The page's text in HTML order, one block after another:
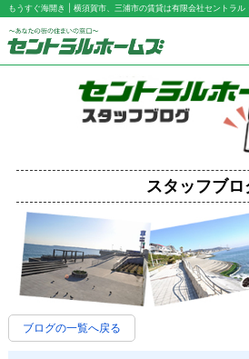
もうすぐ海開き | 横須賀市、三浦市の賃貸は有限会社セントラル
スタッフブロ
ブログの一覧へ戻る